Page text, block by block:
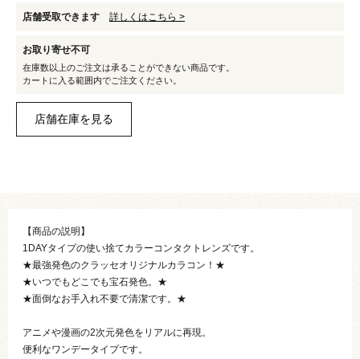
店舗受取できます 詳しくはこちら >
お取り寄せ不可
在庫数以上のご注文は承ることができない商品です。
カートに入る範囲内でご注文ください。
【商品の説明】
1DAYタイプの使い捨てカラーコンタクトレンズです。
★最強発色のクラッセオリジナルカラコン！★
★いつでもどこでも宝石発色。★
★面倒なお手入れ不要で清潔です。★
アニメや漫画の2次元発色をリアルに再現。
便利なワンデータイプです。